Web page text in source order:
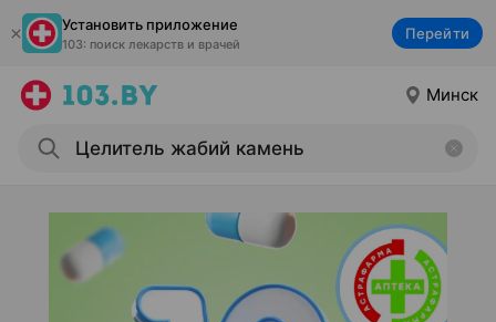
Установить приложение
103: поиск лекарств и врачей
Перейти
Минск